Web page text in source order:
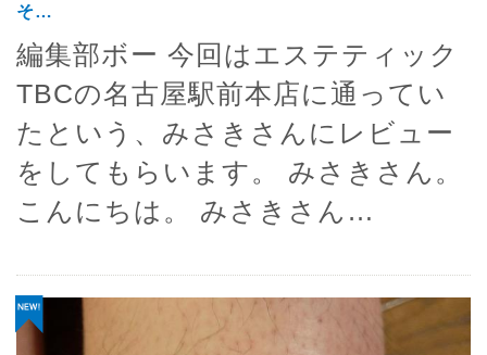
そ…
編集部ボー 今回はエステティック
TBCの名古屋駅前本店に通ってい
たという、みさきさんにレビュー
をしてもらいます。 みさきさん。
こんにちは。 みさきさん…